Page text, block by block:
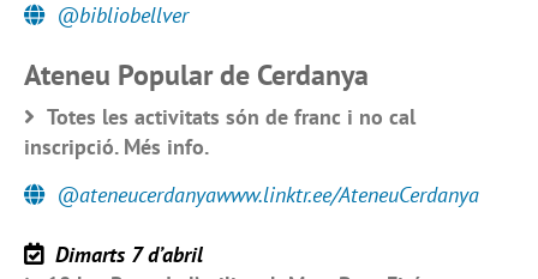
@bibliobellver
Ateneu Popular de Cerdanya
Totes les activitats són de franc i no cal
inscripció. Més info.
@ateneucerdanyawww.linktr.ee/AteneuCerdanya
Dimarts 7 d’abril